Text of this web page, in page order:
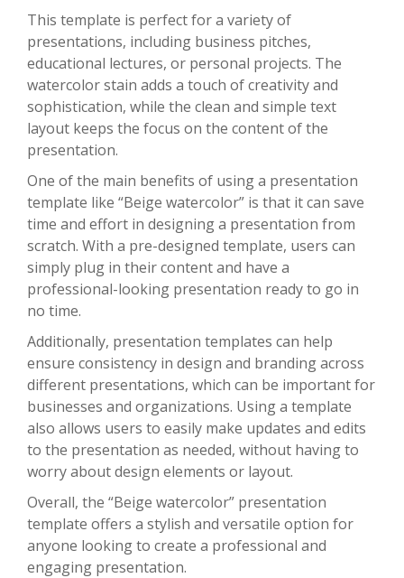
This template is perfect for a variety of
presentations, including business pitches,
educational lectures, or personal projects. The
watercolor stain adds a touch of creativity and
sophistication, while the clean and simple text
layout keeps the focus on the content of the
presentation.
One of the main benefits of using a presentation
template like “Beige watercolor” is that it can save
time and effort in designing a presentation from
scratch. With a pre-designed template, users can
simply plug in their content and have a
professional-looking presentation ready to go in
no time.
Additionally, presentation templates can help
ensure consistency in design and branding across
different presentations, which can be important for
businesses and organizations. Using a template
also allows users to easily make updates and edits
to the presentation as needed, without having to
worry about design elements or layout.
Overall, the “Beige watercolor” presentation
template offers a stylish and versatile option for
anyone looking to create a professional and
engaging presentation.